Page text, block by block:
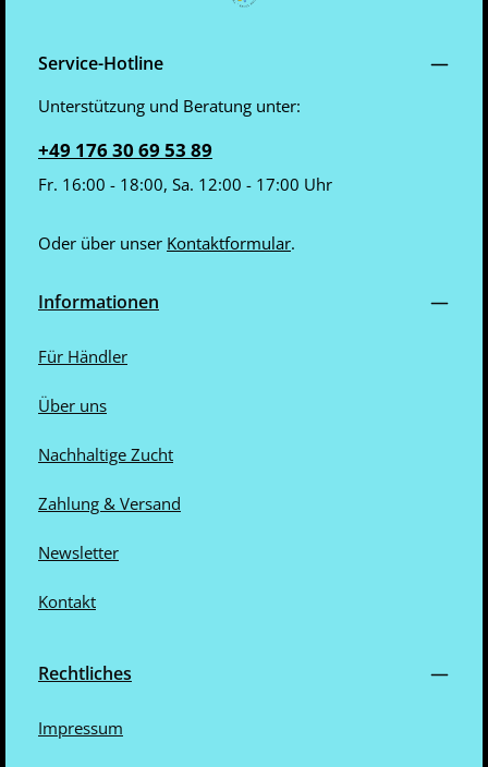
Service-Hotline
Unterstützung und Beratung unter:
+49 176 30 69 53 89
Fr. 16:00 - 18:00, Sa. 12:00 - 17:00 Uhr
Oder über unser Kontaktformular.
Informationen
Für Händler
Über uns
Nachhaltige Zucht
Zahlung & Versand
Newsletter
Kontakt
Rechtliches
Impressum